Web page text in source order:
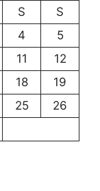
S
S
4
5
11
12
18
19
25
26